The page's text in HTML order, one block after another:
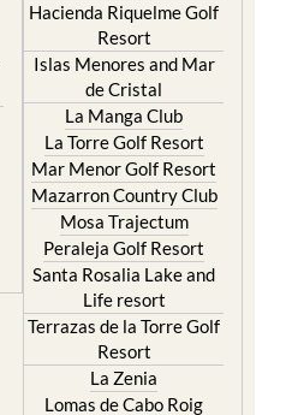
Hacienda Riquelme Golf
Resort
Islas Menores and Mar
de Cristal
La Manga Club
La Torre Golf Resort
Mar Menor Golf Resort
Mazarron Country Club
Mosa Trajectum
Peraleja Golf Resort
Santa Rosalia Lake and
Life resort
Terrazas de la Torre Golf
Resort
La Zenia
Lomas de Cabo Roig